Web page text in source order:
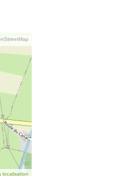
localisation